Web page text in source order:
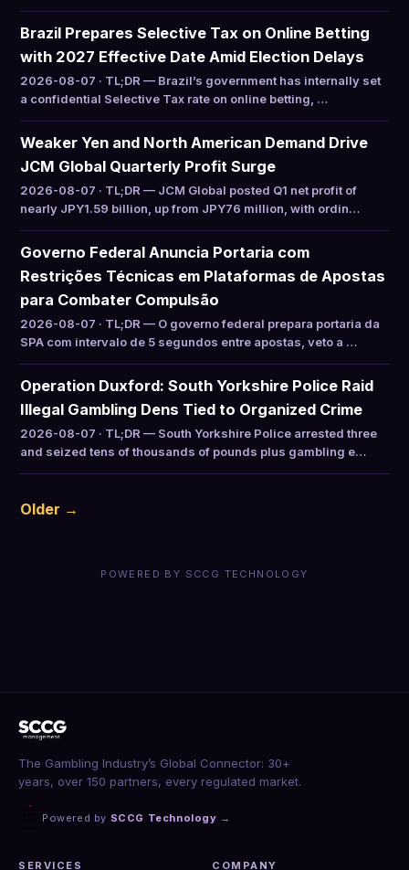
Brazil Prepares Selective Tax on Online Betting
with 2027 Effective Date Amid Election Delays
2026-08-07 · TL;DR — Brazil’s government has internally set
a confidential Selective Tax rate on online betting, …
Weaker Yen and North American Demand Drive
JCM Global Quarterly Profit Surge
2026-08-07 · TL;DR — JCM Global posted Q1 net profit of
nearly JPY1.59 billion, up from JPY76 million, with ordin…
Governo Federal Anuncia Portaria com
Restrições Técnicas em Plataformas de Apostas
para Combater Compulsão
2026-08-07 · TL;DR — O governo federal prepara portaria da
SPA com intervalo de 5 segundos entre apostas, veto a …
Operation Duxford: South Yorkshire Police Raid
Illegal Gambling Dens Tied to Organized Crime
2026-08-07 · TL;DR — South Yorkshire Police arrested three
and seized tens of thousands of pounds plus gambling e…
Older →
POWERED BY SCCG TECHNOLOGY
The Gambling Industry’s Global Connector: 30+
years, over 150 partners, every regulated market.
Powered by SCCG Technology →
SERVICES COMPANY